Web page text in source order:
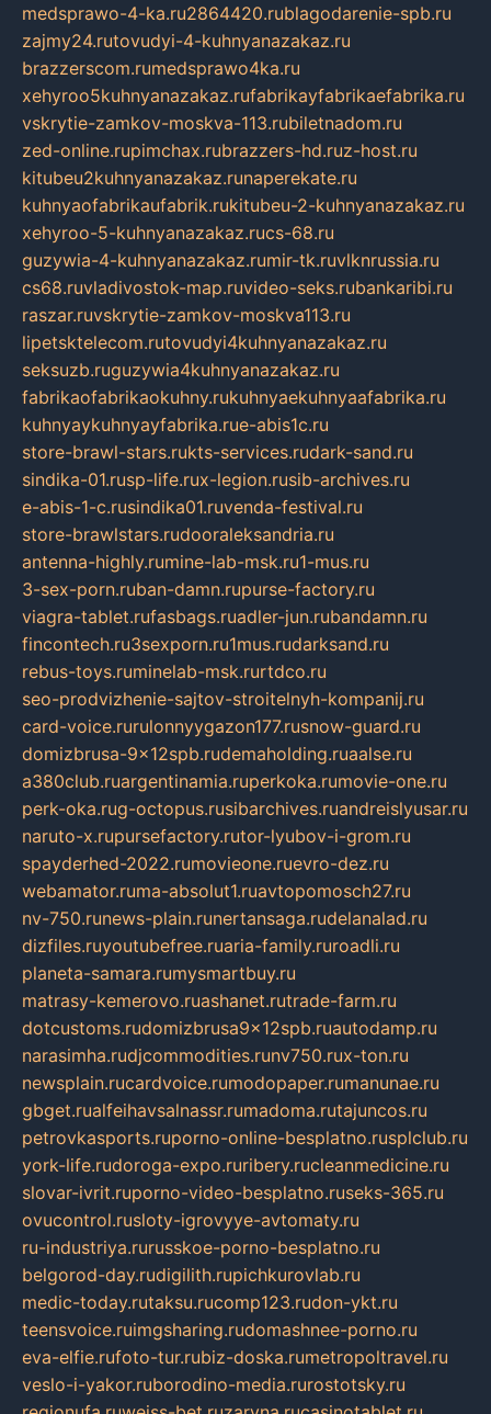
medsprawo-4-ka.ru2864420.rublagodarenie-spb.ru
zajmy24.rutovudyi-4-kuhnyanazakaz.ru
brazzerscom.rumedsprawo4ka.ru
xehyroo5kuhnyanazakaz.rufabrikayfabrikaefabrika.ru
vskrytie-zamkov-moskva-113.rubiletnadom.ru
zed-online.rupimchax.rubrazzers-hd.ruz-host.ru
kitubeu2kuhnyanazakaz.runaperekate.ru
kuhnyaofabrikaufabrik.rukitubeu-2-kuhnyanazakaz.ru
xehyroo-5-kuhnyanazakaz.rucs-68.ru
guzywia-4-kuhnyanazakaz.rumir-tk.ruvlknrussia.ru
cs68.ruvladivostok-map.ruvideo-seks.rubankaribi.ru
raszar.ruvskrytie-zamkov-moskva113.ru
lipetsktelecom.rutovudyi4kuhnyanazakaz.ru
seksuzb.ruguzywia4kuhnyanazakaz.ru
fabrikaofabrikaokuhny.rukuhnyaekuhnyaafabrika.ru
kuhnyaykuhnyayfabrika.rue-abis1c.ru
store-brawl-stars.rukts-services.rudark-sand.ru
sindika-01.rusp-life.rux-legion.rusib-archives.ru
e-abis-1-c.rusindika01.ruvenda-festival.ru
store-brawlstars.rudooraleksandria.ru
antenna-highly.rumine-lab-msk.ru1-mus.ru
3-sex-porn.ruban-damn.rupurse-factory.ru
viagra-tablet.rufasbags.ruadler-jun.rubandamn.ru
fincontech.ru3sexporn.ru1mus.rudarksand.ru
rebus-toys.ruminelab-msk.rurtdco.ru
seo-prodvizhenie-sajtov-stroitelnyh-kompanij.ru
card-voice.rurulonnyygazon177.rusnow-guard.ru
domizbrusa-9x12spb.rudemaholding.ruaalse.ru
a380club.ruargentinamia.ruperkoka.rumovie-one.ru
perk-oka.rug-octopus.rusibarchives.ruandreislyusar.ru
naruto-x.rupursefactory.rutor-lyubov-i-grom.ru
spayderhed-2022.rumovieone.ruevro-dez.ru
webamator.ruma-absolut1.ruavtopomosch27.ru
nv-750.runews-plain.runertansaga.rudelanalad.ru
dizfiles.ruyoutubefree.ruaria-family.ruroadli.ru
planeta-samara.rumysmartbuy.ru
matrasy-kemerovo.ruashanet.rutrade-farm.ru
dotcustoms.rudomizbrusa9x12spb.ruautodamp.ru
narasimha.rudjcommodities.runv750.rux-ton.ru
newsplain.rucardvoice.rumodopaper.rumanunae.ru
gbget.rualfeihavsalnassr.rumadoma.rutajuncos.ru
petrovkasports.ruporno-online-besplatno.rusplclub.ru
york-life.rudoroga-expo.ruribery.rucleanmedicine.ru
slovar-ivrit.ruporno-video-besplatno.ruseks-365.ru
ovucontrol.rusloty-igrovyye-avtomaty.ru
ru-industriya.rurusskoe-porno-besplatno.ru
belgorod-day.rudigilith.rupichkurovlab.ru
medic-today.rutaksu.rucomp123.rudon-ykt.ru
teensvoice.ruimgsharing.rudomashnee-porno.ru
eva-elfie.rufoto-tur.rubiz-doska.rumetropoltravel.ru
veslo-i-yakor.ruborodino-media.rurostotsky.ru